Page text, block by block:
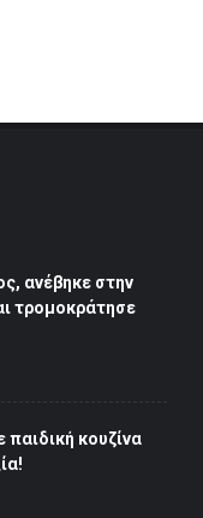
ανέβηκε στην
τρομοκράτησε
παιδική κουζίνα